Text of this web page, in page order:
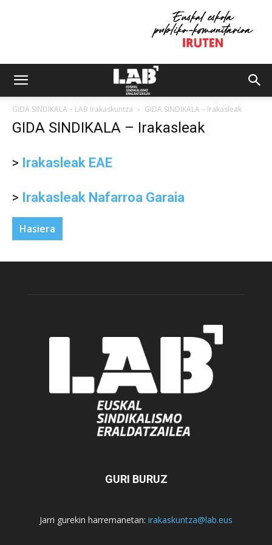
GIDA SINDIKALA – LAB Irakaskuntza GIDA SINDIKALA – Irakasleak
GIDA SINDIKALA – Irakasleak
> Irakasleak EAE
> Irakasleak Nafarroa Garaia
Hasiera
GURI BURUZ
Jarri gurekin harremanetan: irakaskuntza@lab.eus